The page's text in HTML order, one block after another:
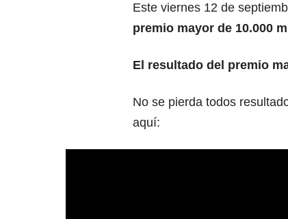
Este viernes 12 de
premio mayor de 10.000
El resultado del premio
No se pierda todos
aquí: